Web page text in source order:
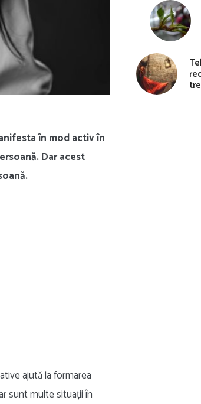
în mod activ în
Dar acest
ajută la formarea
sunt multe situații în